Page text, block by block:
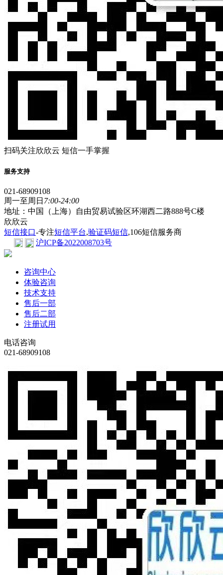
扫码关注欣欣云 短信一手掌握
服务支持
021-68909108
周一至周日 7:00-24:00
地址：中国（上海）自由贸易试验区环湖西二路888号C楼
欣欣云
短信接口-专注短信平台,验证码短信,106短信服务商
沪ICP备2022008703号
咨询中心
体验咨询
技术支持
售后一部
售后二部
注册试用
电话咨询
021-68909108